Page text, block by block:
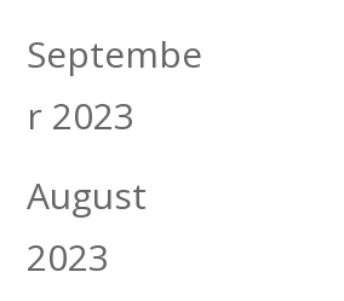
Septembe
r 2023
August
2023